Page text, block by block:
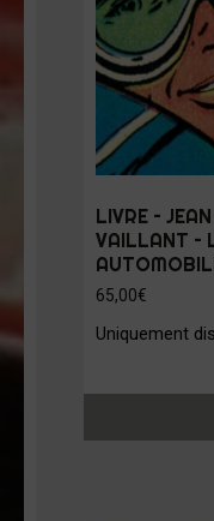
LIVRE –
VAILLANT –
65,00€
Uniquement